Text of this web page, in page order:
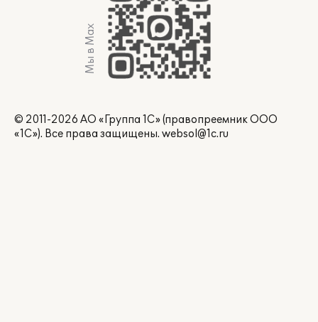
Мы в Max
© 2011-2026 АО «Группа 1С» (правопреемник ООО
«1С»). Все права защищены. websol@1c.ru